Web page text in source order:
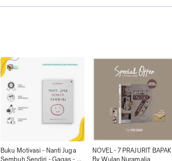
Buku Motivasi - Nanti Juga
Sembuh Sendiri - Gagas -
NOVEL - 7 PRAJURIT BAPAK
By Wulan Nuramalia